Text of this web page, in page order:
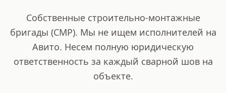
Собственные строительно-монтажные
бригады (СМР). Мы не ищем исполнителей на
Авито. Несем полную юридическую
ответственность за каждый сварной шов на
объекте.